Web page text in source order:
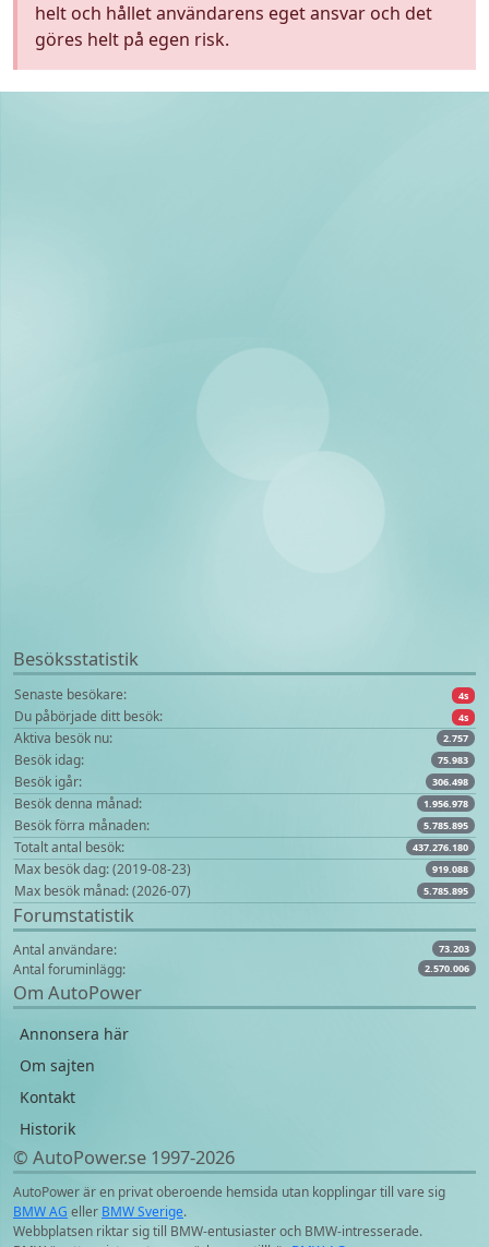
helt och hållet användarens eget ansvar och det
göres helt på egen risk.
Besöksstatistik
Senaste besökare: 4s
Du påbörjade ditt besök: 4s
Aktiva besök nu: 2.757
Besök idag: 75.983
Besök igår: 306.498
Besök denna månad: 1.956.978
Besök förra månaden: 5.785.895
Totalt antal besök: 437.276.180
Max besök dag: (2019-08-23) 919.088
Max besök månad: (2026-07) 5.785.895
Forumstatistik
Antal användare: 73.203
Antal foruminlägg: 2.570.006
Om AutoPower
Annonsera här
Om sajten
Kontakt
Historik
© AutoPower.se 1997‑2026
AutoPower är en privat oberoende hemsida utan kopplingar till vare sig
BMW AG eller BMW Sverige.
Webbplatsen riktar sig till BMW-entusiaster och BMW-intresserade.